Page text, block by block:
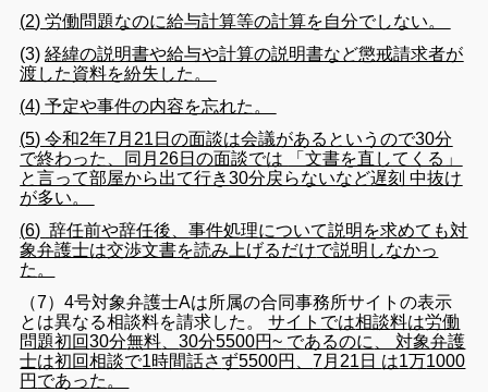
(2)労働問題なのに給与計算等の計算を自分でしない。
(3)経緯の説明書や給与や計算の説明書など懲戒請求者が
渡した資料を紛失 した 。
(4)予定や事件の内容を忘れた 。
(5)令和2年7月 21 日の面談は会議がある というので30分
で終わった 同 月 26日の面談では 「文書を直して くる 」
と言って部屋から出て行き30分戻らないなど遅刻 中抜け
が多い。
(6) 辞任前や辞任後 、事件処理について説明 を求めて も対
象弁護士は交渉文書を読み上げるだけで説明 しなかっ
た 。
（7）4号対象弁護士Aは所属の合同事務所サイトの表示
と は異なる相談料を請求した 。サイト では相談料は労働
問題初回30分無料 、30分5500円~ であるのに 、対象弁護
士は初回相談で1時間話さず5500円 、7月 21 日 は1万1000
円 であった 。